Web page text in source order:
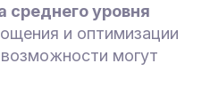
среднего уровня
и оптимизации
могут